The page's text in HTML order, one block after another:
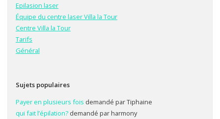
Epilasion laser
Équipe du centre laser Villa la Tour
Centre Villa la Tour
Tarifs
Général
Sujets populaires
Payer en plusieurs fois demandé par Tiphaine
qui fait l’épilation?demandé par harmony